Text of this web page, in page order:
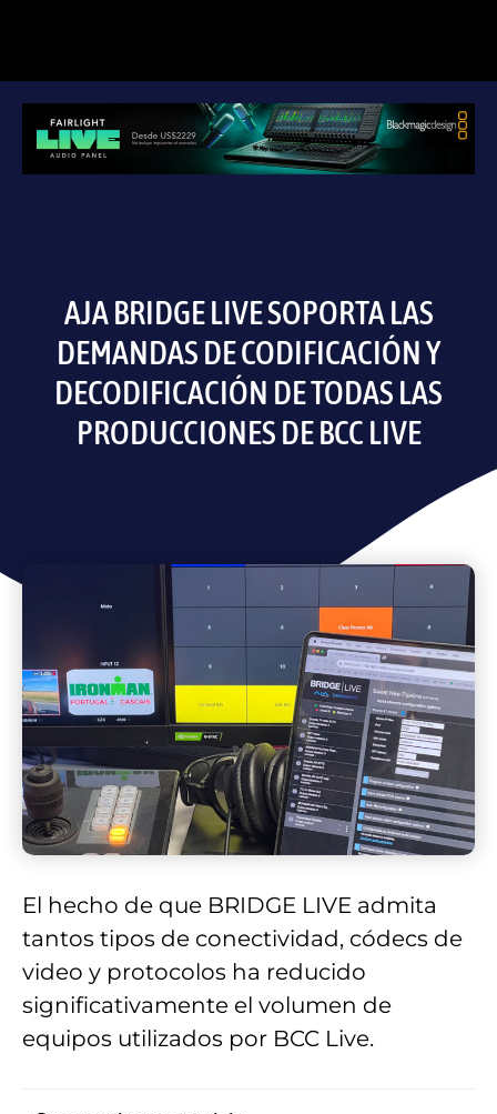
AJA BRIDGE LIVE SOPORTA LAS
DEMANDAS DE CODIFICACIÓN Y
DECODIFICACIÓN DE TODAS LAS
PRODUCCIONES DE BCC LIVE
El hecho de que BRIDGE LIVE admita
tantos tipos de conectividad, códecs de
video y protocolos ha reducido
significativamente el volumen de
equipos utilizados por BCC Live.